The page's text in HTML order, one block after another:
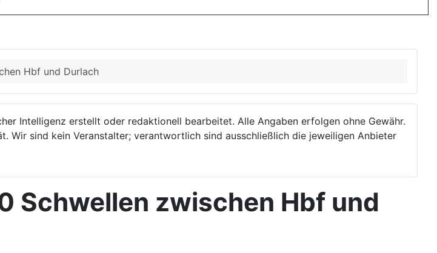
Hbf und Durlach
Intelligenz erstellt oder redaktionell bearbeitet. Alle Angaben erfolgen ohne Gewähr.
sind kein Veranstalter; verantwortlich sind ausschließlich die jeweiligen Anbieter
Schwellen zwischen Hbf und